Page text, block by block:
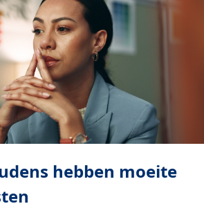
hebben moeite